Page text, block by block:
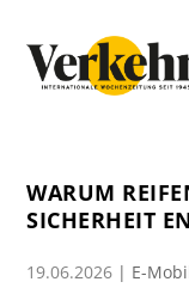
WARUM
SICHERHEIT
19.06.2026 | E-